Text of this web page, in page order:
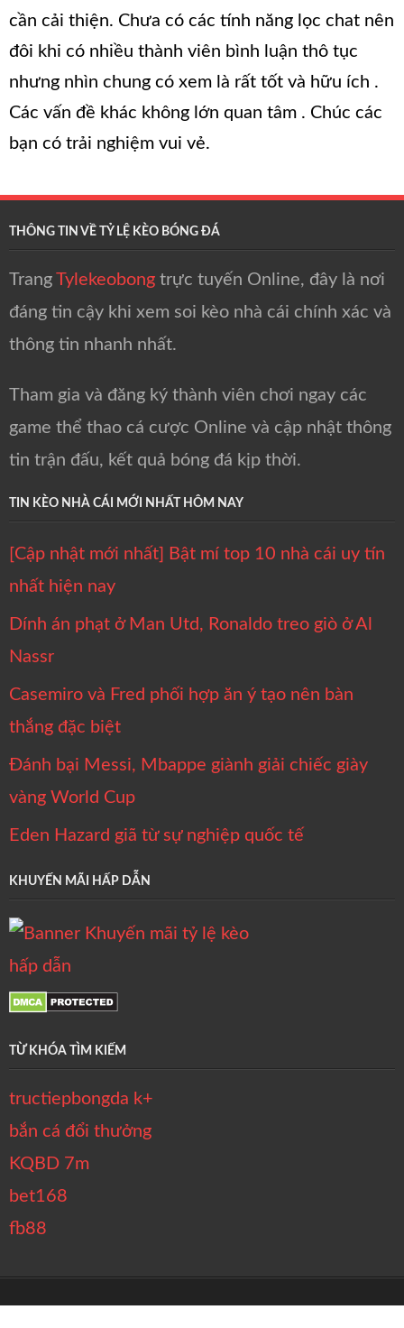
cần cải thiện. Chưa có các tính năng lọc chat nên
đôi khi có nhiều thành viên bình luận thô tục
nhưng nhìn chung có xem là rất tốt và hữu ích .
Các vấn đề khác không lớn quan tâm . Chúc các
bạn có trải nghiệm vui vẻ.
THÔNG TIN VỀ TỶ LỆ KÈO BÓNG ĐÁ
Trang Tylekeobong trực tuyến Online, đây là nơi
đáng tin cậy khi xem soi kèo nhà cái chính xác và
thông tin nhanh nhất.
Tham gia và đăng ký thành viên chơi ngay các
game thể thao cá cược Online và cập nhật thông
tin trận đấu, kết quả bóng đá kịp thời.
TIN KÈO NHÀ CÁI MỚI NHẤT HÔM NAY
[Cập nhật mới nhất] Bật mí top 10 nhà cái uy tín
nhất hiện nay
Dính án phạt ở Man Utd, Ronaldo treo giò ở Al
Nassr
Casemiro và Fred phối hợp ăn ý tạo nên bàn
thắng đặc biệt
Đánh bại Messi, Mbappe giành giải chiếc giày
vàng World Cup
Eden Hazard giã từ sự nghiệp quốc tế
KHUYẾN MÃI HẤP DẪN
TỪ KHÓA TÌM KIẾM
tructiepbongda k+
bắn cá đổi thưởng
KQBD 7m
bet168
fb88